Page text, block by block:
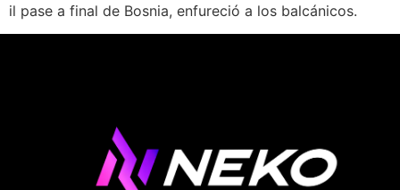
il pase a final de Bosnia, enfureció a los balcánicos.